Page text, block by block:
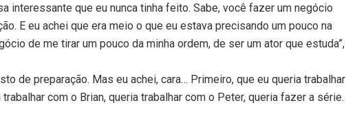
interessante que eu nunca tinha feito. Sabe, você fazer um negócio
E eu achei que era meio o que eu estava precisando um pouco na
de me tirar um pouco da minha ordem, de ser um ator que estuda”,
de preparação. Mas eu achei, cara… Primeiro, que eu queria trabalhar
com o Brian, queria trabalhar com o Peter, queria fazer a série.